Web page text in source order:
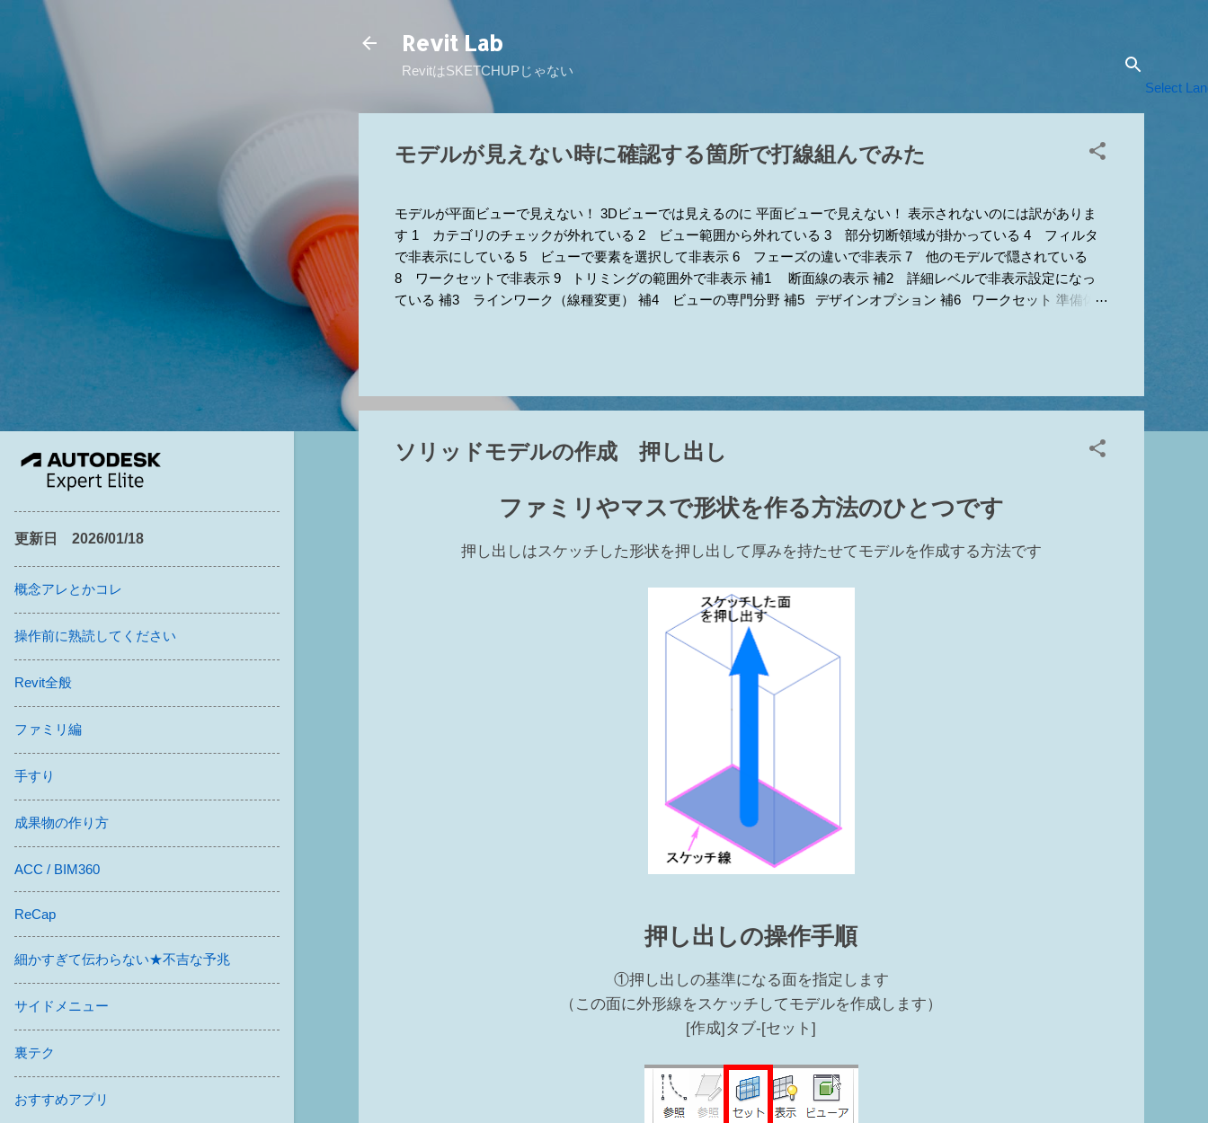
Select
Revit Lab
RevitはSKETCHUPじゃない
モデルが見えない時に確認する箇所で打線組んでみた
モデルが平面ビューで見えない！ 3Dビューでは見えるのに 平面ビューで見えない！ 表示されないのには訳がありま
す 1 カテゴリのチェックが外れている 2 ビュー範囲から外れている 3 部分切断領域が掛かっている 4 フィルタ
で非表示にしている 5 ビューで要素を選択して非表示 6 フェーズの違いで非表示 7 他のモデルで隠されている
8 ワークセットで非表示 9 トリミングの範囲外で非表示 補1 断面線の表示 補2 詳細レベルで非表示設定になっ
ている 補3 ラインワーク（線種変更） 補4 ビューの専門分野 補5 デザインオプション 補6 ワークセット 準備体
ューテンプレート側でコントロールされています。 2 ビュー範囲から外れている 殆んどのモデルはビューの②切断面
部にある要素でも、カテゴリによっては表示される 表示されるカテゴリ：窓、収納設備、一般モデル Revit HELP↓ 3
とにフィルタの設定ができ、表示のチェックをオフすれば非表示になります 5 ビューで要素を選択して非表示 非表
示にする要素を選択して右クリック⇒ビューで非表示⇒要素（カテゴリ） ※ビューテンプレートがあてられている場合
ソリッドモデルの作成 押し出し
ファミリやマスで形状を作る方法のひとつです
押し出しはスケッチした形状を押し出して厚みを持たせてモデルを作成する方法です
押し出しの操作手順
①押し出しの基準になる面を指定します
（この面に外形線をスケッチしてモデルを作成します）
[作成]タブ-[セット]
更新日 2026/01/18
概念アレとかコレ
操作前に熟読してください
Revit全般
ファミリ編
手すり
成果物の作り方
ACC / BIM360
ReCap
細かすぎて伝わらない★不吉な予兆
サイドメニュー
裏テク
おすすめアプリ